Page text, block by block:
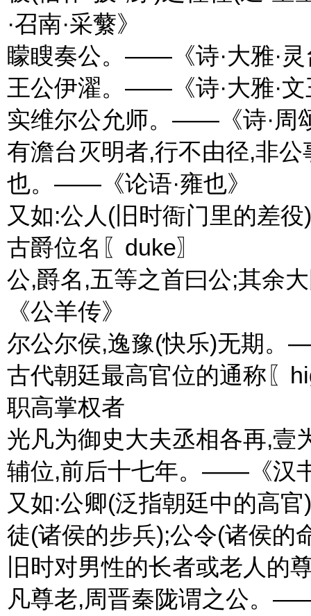
·召南·采蘩》
矇瞍奏公。——《诗·大雅·灵
王公伊濯。——《诗·大雅·文
实维尔公允师。——《诗·周
有澹台灭明者,行不由径,非
也。——《论语·雍也》
又如:公人(旧时衙门里的差
古爵位名〖duke〗
公,爵名,五等之首曰公;其余
《公羊传》
尔公尔侯,逸豫(快乐)无期。
古代朝廷最高官位的通称〖
职高掌权者
光凡为御史大夫丞相各再,壹
辅位,前后十七年。——《汉
又如:公卿(泛指朝廷中的高
徒(诸侯的步兵);公令(诸侯的
旧时对男性的长者或老人的
凡尊老,周晋秦陇谓之公。